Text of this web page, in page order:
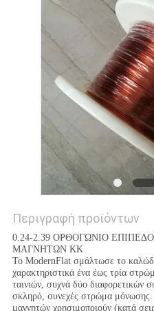
PRIVACY
POLICY
Περιγραφή προϊόντων
0.24-2.39 ΟΡΘΟΓΩΝΙΟ
ΜΑΓΝΗΤΩΝ ΚΚ
Το ModernFlat σμάλτωσε το
χαρακτηριστικά ένα έως τρία
ταινιών, συχνά δύο διαφορετικών
σκληρό, συνεχές στρώμα μόνωσης.
μαγνητών χρησιμοποιούν (κατά